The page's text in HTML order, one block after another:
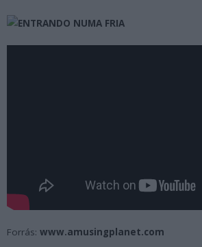
Forrás: www.amusingplanet.com